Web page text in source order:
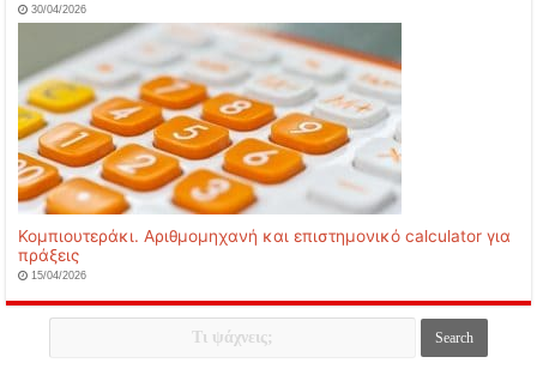
30/04/2026
Κομπιουτεράκι. Αριθμομηχανή και επιστημονικό calculator για
πράξεις
15/04/2026